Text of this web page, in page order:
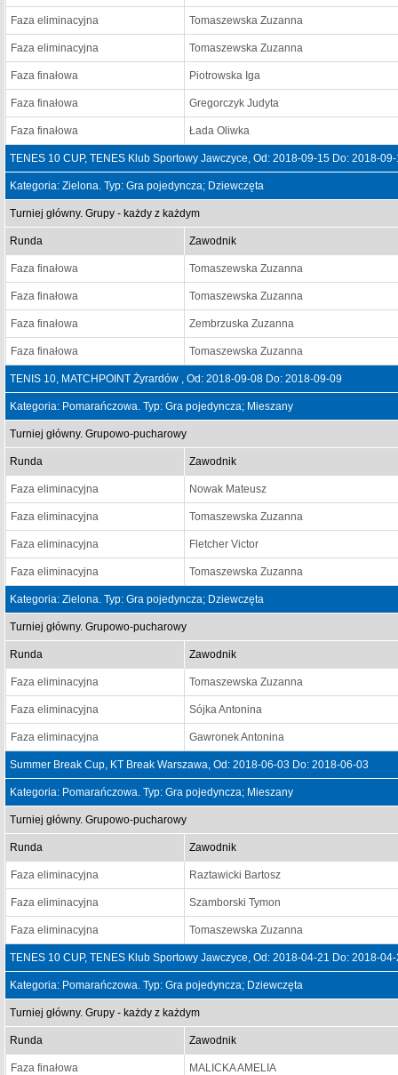
Faza eliminacyjna Tomaszewska Zuzanna
Faza eliminacyjna Tomaszewska Zuzanna
Faza finałowa Piotrowska Iga
Faza finałowa Gregorczyk Judyta
Faza finałowa Łada Oliwka
TENES 10 CUP, TENES Klub Sportowy Jawczyce, Od: 2018-09-15 Do: 2018-
Kategoria: Zielona. Typ: Gra pojedyncza; Dziewczęta
Turniej główny. Grupy - każdy z każdym
Runda Zawodnik
Faza finałowa Tomaszewska Zuzanna
Faza finałowa Tomaszewska Zuzanna
Faza finałowa Zembrzuska Zuzanna
Faza finałowa Tomaszewska Zuzanna
TENIS 10, MATCHPOINT Żyrardów , Od: 2018-09-08 Do: 2018-09-09
Kategoria: Pomarańczowa. Typ: Gra pojedyncza; Mieszany
Turniej główny. Grupowo-pucharowy
Runda Zawodnik
Faza eliminacyjna Nowak Mateusz
Faza eliminacyjna Tomaszewska Zuzanna
Faza eliminacyjna Fletcher Victor
Faza eliminacyjna Tomaszewska Zuzanna
Kategoria: Zielona. Typ: Gra pojedyncza; Dziewczęta
Turniej główny. Grupowo-pucharowy
Runda Zawodnik
Faza eliminacyjna Tomaszewska Zuzanna
Faza eliminacyjna Sójka Antonina
Faza eliminacyjna Gawronek Antonina
Summer Break Cup, KT Break Warszawa, Od: 2018-06-03 Do: 2018-06-03
Kategoria: Pomarańczowa. Typ: Gra pojedyncza; Mieszany
Turniej główny. Grupowo-pucharowy
Runda Zawodnik
Faza eliminacyjna Raztawicki Bartosz
Faza eliminacyjna Szamborski Tymon
Faza eliminacyjna Tomaszewska Zuzanna
TENES 10 CUP, TENES Klub Sportowy Jawczyce, Od: 2018-04-21 Do: 2018-
Kategoria: Pomarańczowa. Typ: Gra pojedyncza; Dziewczęta
Turniej główny. Grupy - każdy z każdym
Runda Zawodnik
Faza finałowa MALICKA AMELIA